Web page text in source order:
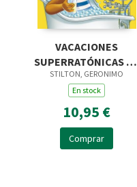
VACACIONES
SUPERRATÓNICAS 1.º
PRIMARIA
STILTON, GERONIMO
En stock
10,95 €
Comprar